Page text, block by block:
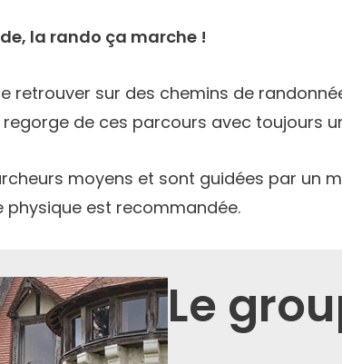
la rando ça marche !
retrouver sur des chemins de
de ces parcours avec toujours
moyens et sont guidées par un
physique est recommandée.
Le